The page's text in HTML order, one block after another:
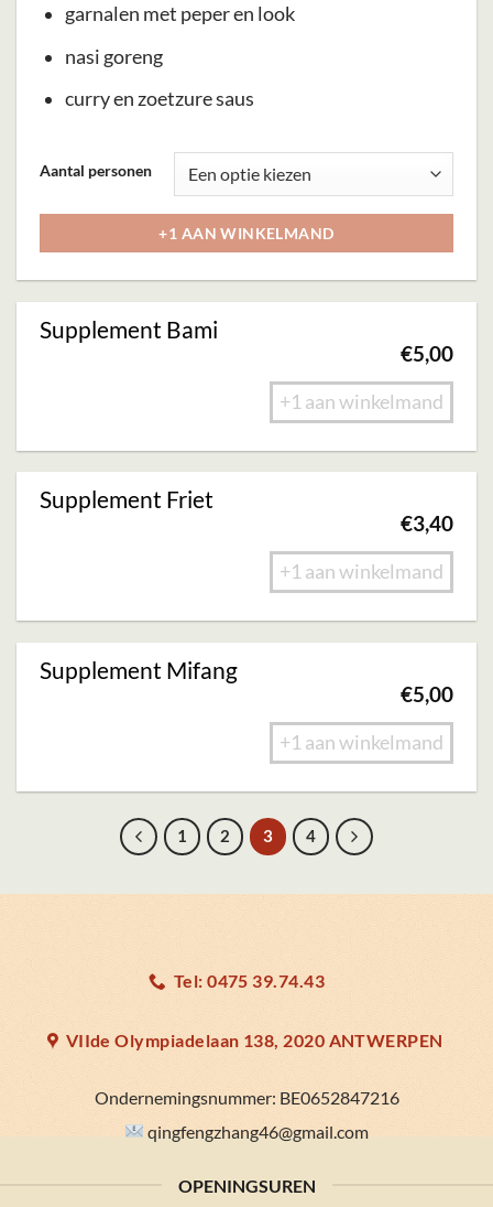
garnalen met peper en look
nasi goreng
curry en zoetzure saus
product
heeft
variaties.
Deze
optie
de
Aantal personen
+1 AAN WINKELMAND
Supplement Bami
€5,00
+1 aan winkelmand
Supplement Friet
€3,40
+1 aan winkelmand
Supplement Mifang
€5,00
+1 aan winkelmand
1 2 3 4
Tel: 0475 39.74.43
VIIde Olympiadelaan 138, 2020 ANTWERPEN
Ondernemingsnummer: BE0652847216
qingfengzhang46@gmail.com
OPENINGSUREN